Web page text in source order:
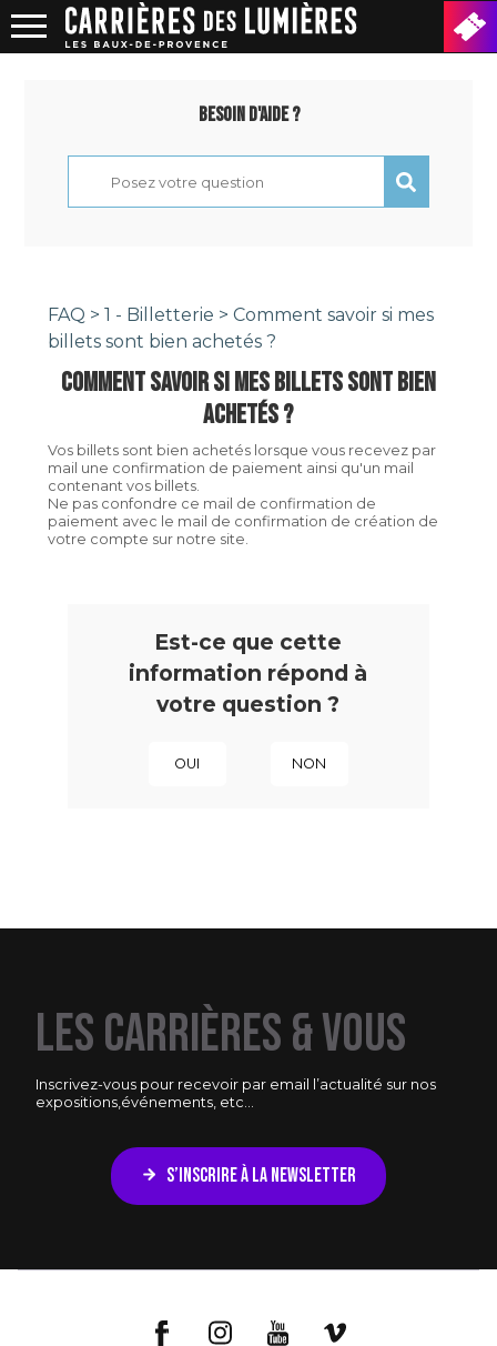
Besoin d'aide ?
FAQ > 1 - Billetterie > Comment savoir si mes
billets sont bien achetés ?
COMMENT SAVOIR SI MES BILLETS SONT BIEN
ACHETÉS ?
Vos billets sont bien achetés lorsque vous recevez par
mail une confirmation de paiement ainsi qu'un mail
contenant vos billets.
Ne pas confondre ce mail de confirmation de
paiement avec le mail de confirmation de création de
votre compte sur notre site.
Est-ce que cette
information répond à
votre question ?
OUI NON
LES CARRIÈRES & VOUS
Inscrivez-vous pour recevoir par email l’actualité sur nos
expositions, événements, etc...
S’INSCRIRE À LA NEWSLETTER